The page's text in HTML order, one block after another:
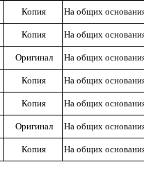
Копия На общих
Копия На общих
Оригинал На общих
Копия На общих
Копия На общих
Оригинал На общих
Копия На общих